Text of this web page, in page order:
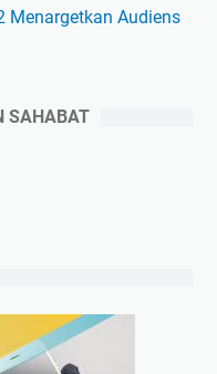
Menargetkan Audiens
SAHABAT